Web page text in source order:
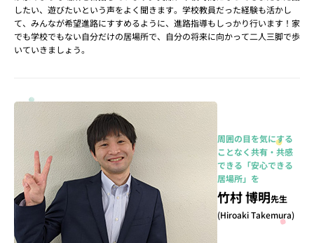
したい、遊びたいという声をよく聞きます。学校教員だった経験も活かし
て、みんなが希望進路にすすめるように、進路指導もしっかり行います！家
でも学校でもない自分だけの居場所で、自分の将来に向かって二人三脚で歩
いていきましょう。
周囲の目を気にする
ことなく共有・共感
できる「安心できる
居場所」を
竹村 博明先生
(Hiroaki Takemura)